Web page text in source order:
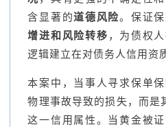
含显著的道德风险。保证
增进和风险转移 ，为债权
逻辑建立在对债务人信用资
本案中，当事人寻求保单
物理事故导致的损失，而是
这一信用属性。当黄金被